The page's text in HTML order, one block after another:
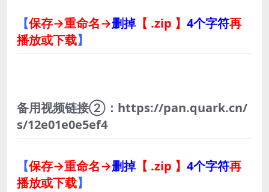
【保存→重命名→删掉【 .zip 】 4个字符再
播放或下载】
备用视频链接②：https://pan.quark.cn/
s/12e01e0e5ef4
【保存→重命名→删掉【 .zip 】 4个字符再
播放或下载】